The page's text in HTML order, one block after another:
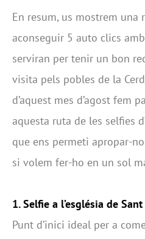
En resum, us mostrem
aconseguir 5 auto clics
serviran per tenir un bon
visita pels pobles de la
d’aquest mes d’agost fem
aquesta ruta de les selfies
que ens permeti apropar-
si volem fer-ho en un sol
1. Selfie a l’església de Sant
Punt d’inici ideal per a